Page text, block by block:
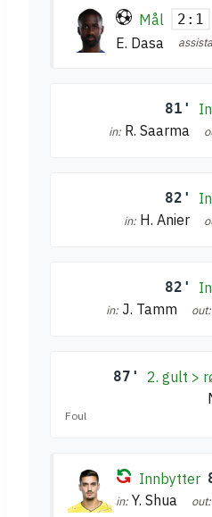
Mål 2:1
E. Dasa
81'
in: R. Saarma
82'
in: H. Anier
82'
in: J. Tamm out:
87'
2. gult >
Foul
Innbytter
in: Y. Shua out: